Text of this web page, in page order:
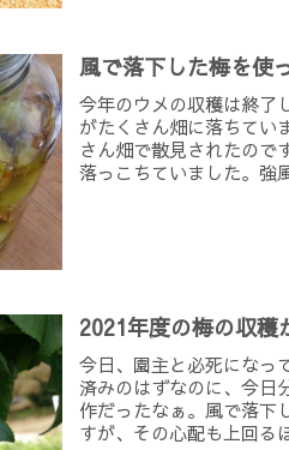
風で落下した梅を使
今年のウメの収穫は終了
がたくさん畑に落ちてい
さん畑で散見されたので
落っこちていました。強
2021年度の梅の収穫
今日、園主と必死になっ
済みのはずなのに、今日
作だったなぁ。風で落下
すが、その心配も上回る